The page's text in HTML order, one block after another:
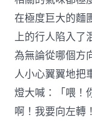
在極度巨大的麵
上的行人陷入了
為無論從哪個方
人小心翼翼地把
燈大喊：「喂！
啊！我要向左轉